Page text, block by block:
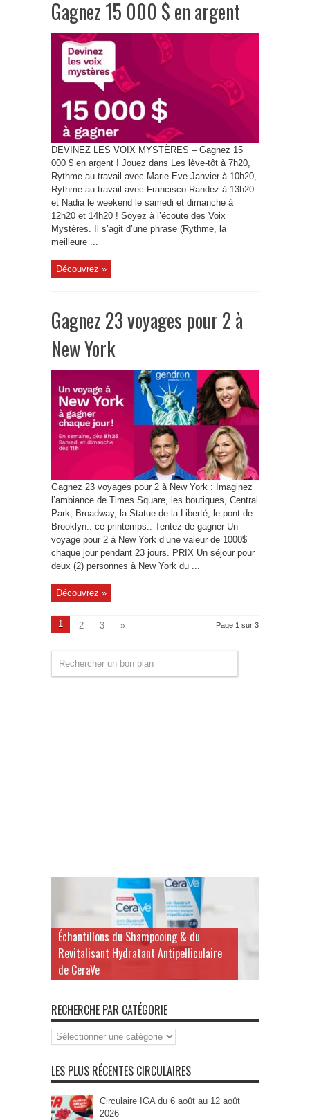
Gagnez 15 000 $ en argent
DEVINEZ LES VOIX MYSTÈRES – Gagnez 15
000 $ en argent ! Jouez dans Les lève-tôt à 7h20,
Rythme au travail avec Marie-Eve Janvier à 10h20,
Rythme au travail avec Francisco Randez à 13h20
et Nadia le weekend le samedi et dimanche à
12h20 et 14h20 ! Soyez à l’écoute des Voix
Mystères. Il s’agit d’une phrase (Rythme, la
meilleure ...
Découvrez »
Gagnez 23 voyages pour 2 à
New York
Gagnez 23 voyages pour 2 à New York : Imaginez
l’ambiance de Times Square, les boutiques, Central
Park, Broadway, la Statue de la Liberté, le pont de
Brooklyn.. ce printemps.. Tentez de gagner Un
voyage pour 2 à New York d’une valeur de 1000$
chaque jour pendant 23 jours. PRIX Un séjour pour
deux (2) personnes à New York du ...
Découvrez »
Page 1 sur 3
1 2 3 »
Échantillons du Shampooing & du
Revitalisant Hydratant Antipelliculaire
de CeraVe
RECHERCHE PAR CATÉGORIE
Recherche
par
LES PLUS RÉCENTES CIRCULAIRES
Circulaire IGA du 6 août au 12 août
2026